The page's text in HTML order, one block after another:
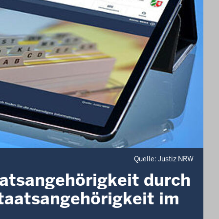
Quelle: Justiz NRW
durch
im